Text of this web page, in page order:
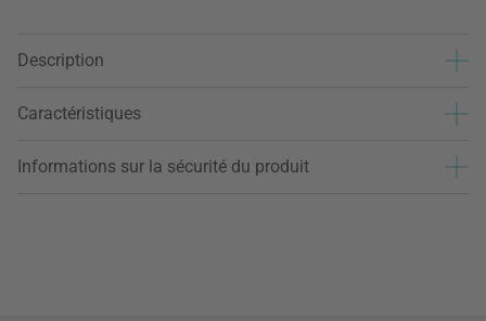
Description
Caractéristiques
Informations sur la sécurité du produit